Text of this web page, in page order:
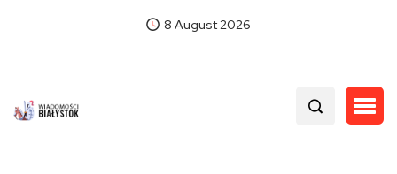
8 August 2026